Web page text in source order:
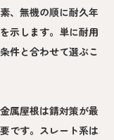
、無機の順に耐久年
示します。単に耐用
件と合わせて選ぶこ
属屋根は錆対策が最
です。スレート系は